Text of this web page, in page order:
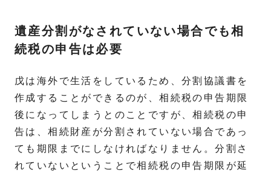
遺産分割がなされていない場合でも相
続税の申告は必要
戊は海外で生活をしているため、分割協議書を
作成することができるのが、相続税の申告期限
後になってしまうとのことですが、相続税の申
告は、相続財産が分割されていない場合であっ
ても期限までにしなければなりません。分割さ
れていないということで相続税の申告期限が延